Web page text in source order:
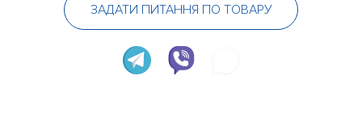
ЗАДАТИ ПИТАННЯ ПО ТОВАРУ